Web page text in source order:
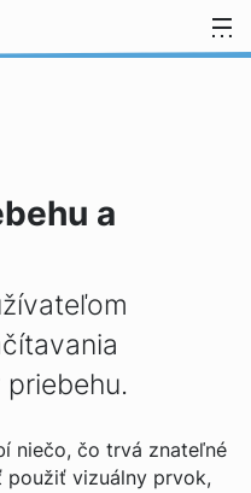
a
niečo, čo trvá znateľné
použiť vizuálny prvok,